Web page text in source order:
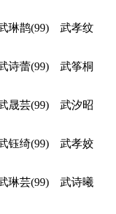
琳鹊(99) 武孝纹
诗蕾(99) 武筝桐
晟芸(99) 武汐昭
钰绮(99) 武孝姣
琳芸(99) 武诗曦